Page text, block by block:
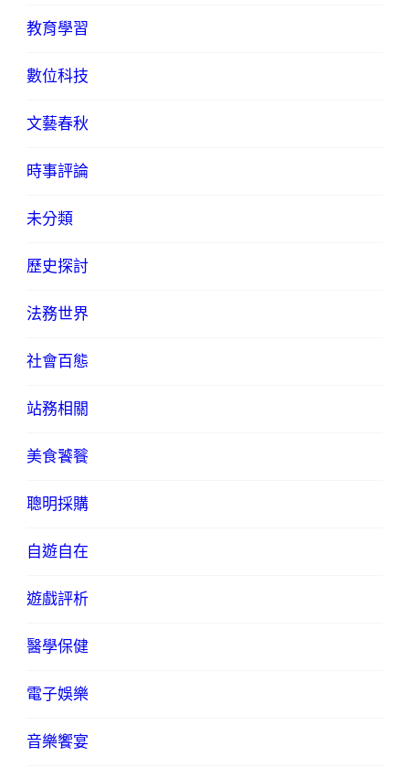
教育學習
數位科技
文藝春秋
時事評論
未分類
歷史探討
法務世界
社會百態
站務相關
美食饕餮
聰明採購
自遊自在
遊戲評析
醫學保健
電子娛樂
音樂饗宴